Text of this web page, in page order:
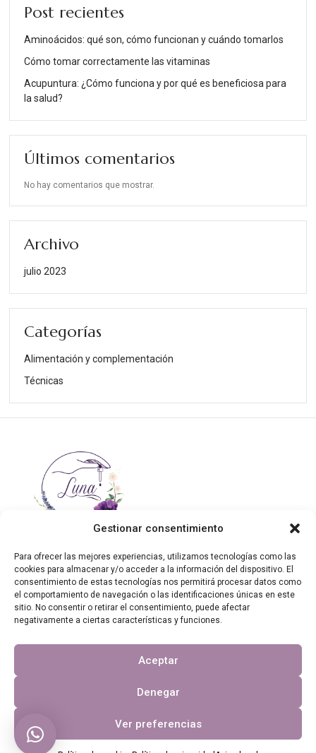
Gestionar consentimiento
Para ofrecer las mejores experiencias, utilizamos tecnologías como las
cookies para almacenar y/o acceder a la información del dispositivo. El
consentimiento de estas tecnologías nos permitirá procesar datos como
el comportamiento de navegación o las identificaciones únicas en este
sitio. No consentir o retirar el consentimiento, puede afectar
negativamente a ciertas características y funciones.
Aceptar
Denegar
Ver preferencias
Post recientes
Aminoácidos: qué son, cómo funcionan y cuándo tomarlos
Cómo tomar correctamente las vitaminas
Acupuntura: ¿Cómo funciona y por qué es beneficiosa para
la salud?
Últimos comentarios
No hay comentarios que mostrar.
Archivo
julio 2023
Categorías
Alimentación y complementación
Técnicas
Contáctanos
Otros enlaces
Copyright 2023, Luna en busca del bienestar.
Página web financiada por el Programa KIT Digital. Plan de
Recuperación, Transformación y Resiliencia de España «Next
Generation EU». IMPORTE SUBVENCIONADO: 2.000,00€